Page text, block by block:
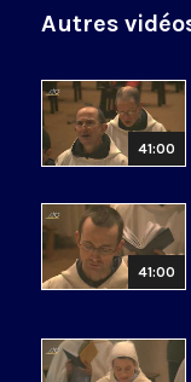
Autres
41:00
41:00